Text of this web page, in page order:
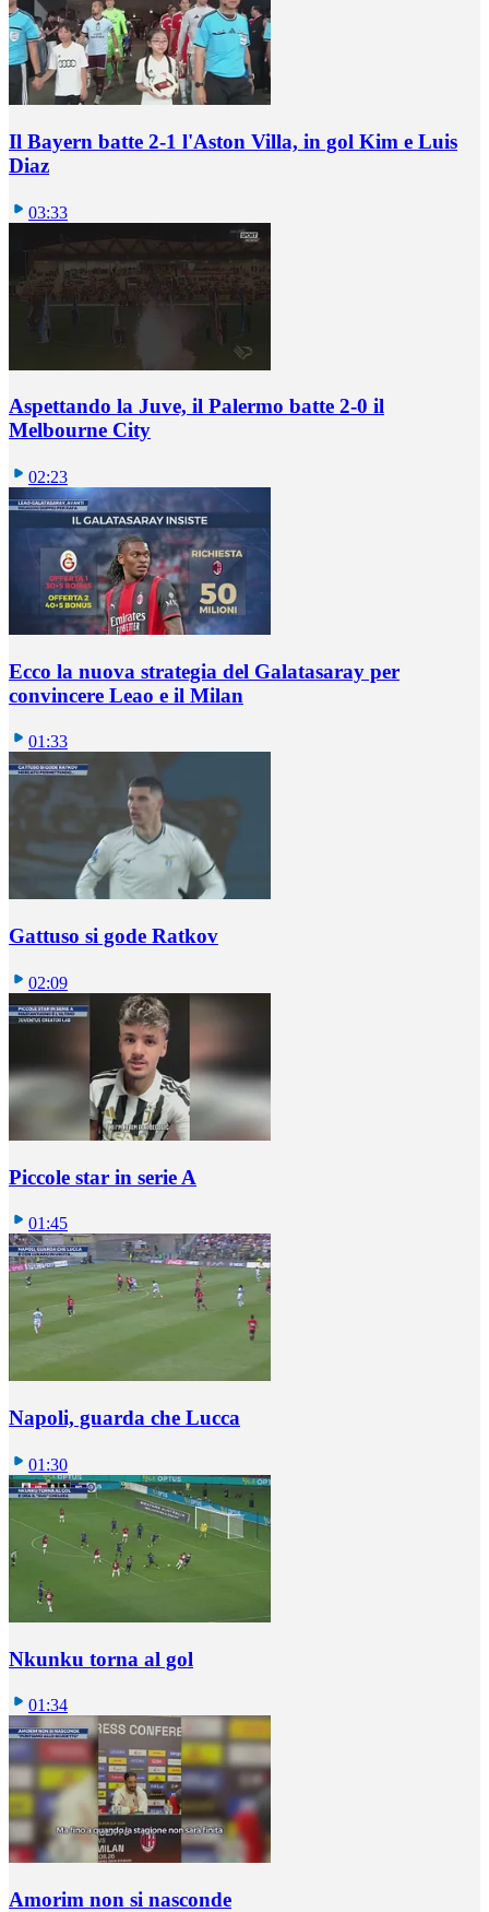
Il Bayern batte 2-1 l'Aston Villa, in gol Kim e Luis
Diaz
03:33
Aspettando la Juve, il Palermo batte 2-0 il
Melbourne City
02:23
Ecco la nuova strategia del Galatasaray per
convincere Leao e il Milan
01:33
Gattuso si gode Ratkov
02:09
Piccole star in serie A
01:45
Napoli, guarda che Lucca
01:30
Nkunku torna al gol
01:34
Amorim non si nasconde